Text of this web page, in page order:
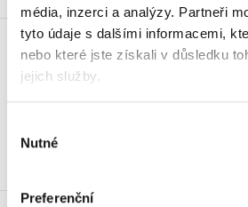
média, inzerci a analýzy. Partneři
tyto údaje s dalšími informacemi,
nebo které jste získali v důsledku
jejich služby.
souhlasu
Nutné
Preferenční
Ořezávátko stolní
102
219 Kč